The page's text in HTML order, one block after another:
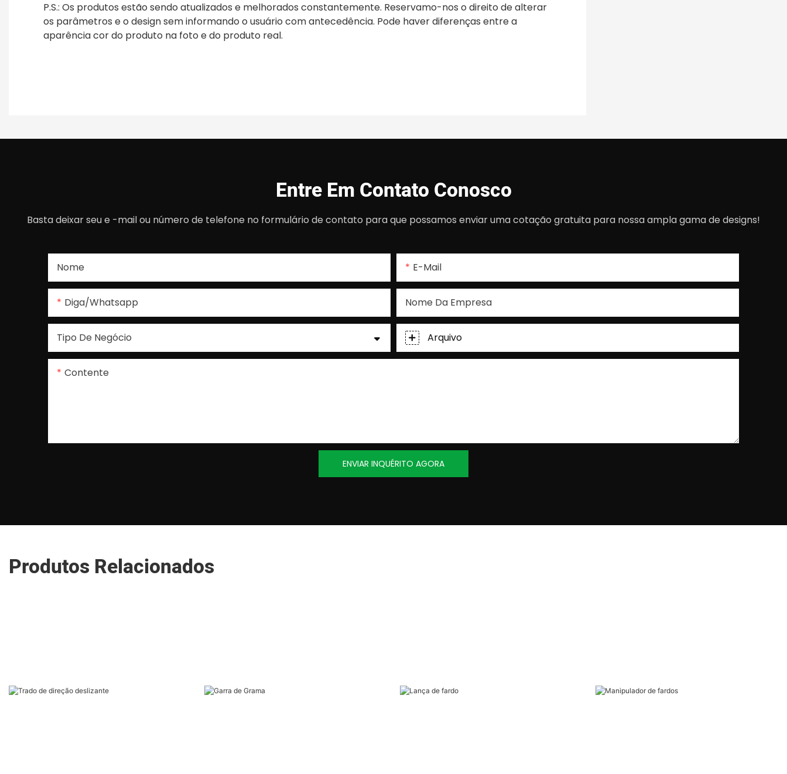
P.S.: Os produtos estão sendo atualizados e melhorados constantemente. Reservamo-nos o direito de alterar
os parâmetros e o design sem informando o usuário com antecedência. Pode haver diferenças entre a
aparência cor do produto na foto e do produto real.
Entre Em Contato Conosco
Basta deixar seu e -mail ou número de telefone no formulário de contato para que possamos enviar uma cotação gratuita para nossa ampla gama de designs!
Nome E-Mail
Diga/whatsapp Nome Da Empresa
Tipo De Negócio Arquivo
Contente
ENVIAR INQUÉRITO AGORA
Produtos Relacionados